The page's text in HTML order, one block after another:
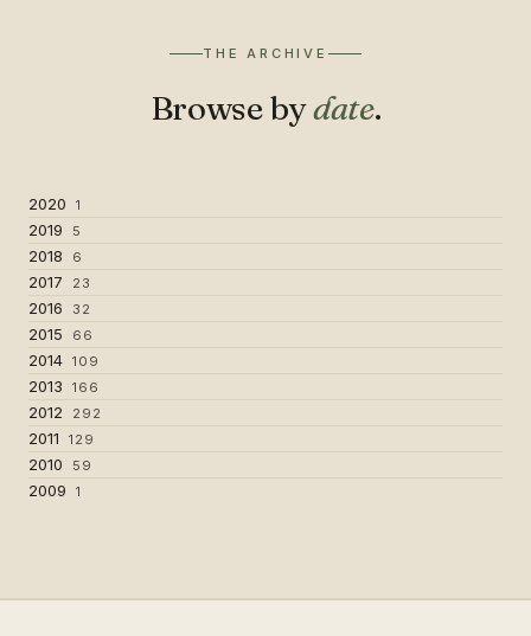
THE ARCHIVE
Browse bydate.
2020 1
2019 5
2018 6
2017 23
2016 32
2015 66
2014 109
2013 166
2012 292
2011 129
2010 59
2009 1